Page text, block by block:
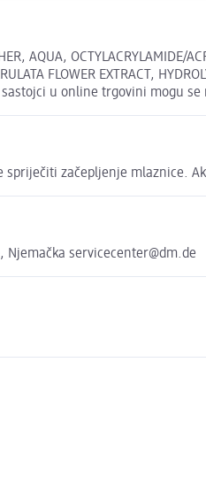
AQUA, OCTYLACRYLAMIDE/
FLOWER EXTRACT,
sastojci u online trgovini mogu
spriječiti začepljenje mlaznice.
servicecenter@dm.de